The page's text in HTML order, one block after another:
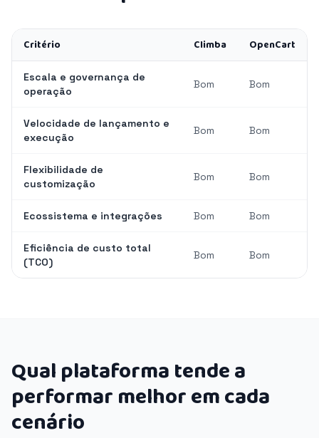
Critério Climba OpenCart
Escala e governança de
operação
Bom Bom
Velocidade de lançamento e
execução
Bom Bom
Flexibilidade de
customização
Bom Bom
Ecossistema e integrações Bom Bom
Eficiência de custo total
(TCO)
Bom Bom
Qual plataforma tende a
performar melhor em cada
cenário